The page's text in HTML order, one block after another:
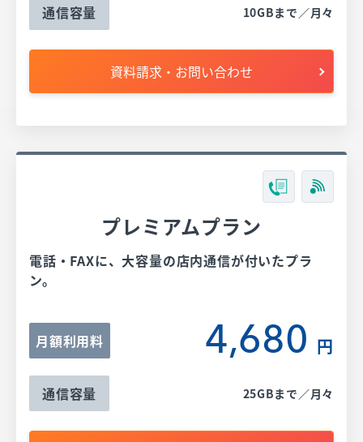
通信容量 10GBまで／月々
資料請求・お問い合わせ
プレミアムプラン
電話・FAXに、大容量の店内通信が付いたプラ
ン。
月額利用料 4,680 円
通信容量 25GBまで／月々